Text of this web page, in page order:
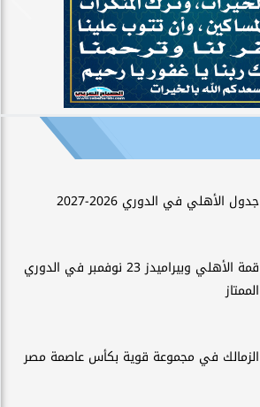
جدول الأهلي في الدوري 2026-2027
قمة الأهلي وبيراميدز 23 نوفمبر في الدوري
الممتاز
الزمالك في مجموعة قوية بكأس عاصمة مصر